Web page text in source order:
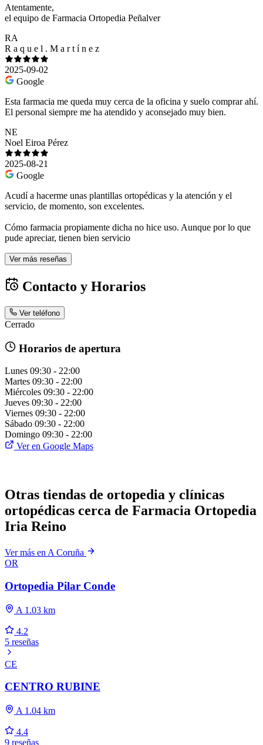
Atentamente,
el equipo de Farmacia Ortopedia Peñalver
RA
R a q u e l . M a r t í n e z
2025-09-02
Google
Esta farmacia me queda muy cerca de la oficina y suelo comprar ahí.
El personal siempre me ha atendido y aconsejado muy bien.
NE
Noel Eiroa Pérez
2025-08-21
Google
Acudí a hacerme unas plantillas ortopédicas y la atención y el
servicio, de momento, son excelentes.
Cómo farmacia propiamente dicha no hice uso. Aunque por lo que
pude apreciar, tienen bien servicio
Ver más reseñas
Contacto y Horarios
Ver teléfono
Cerrado
Horarios de apertura
Lunes 09:30 - 22:00
Martes 09:30 - 22:00
Miércoles 09:30 - 22:00
Jueves 09:30 - 22:00
Viernes 09:30 - 22:00
Sábado 09:30 - 22:00
Domingo 09:30 - 22:00
Ver en Google Maps
Otras tiendas de ortopedia y clínicas
ortopédicas cerca de Farmacia Ortopedia
Iria Reino
Ver más en A Coruña
OR
Ortopedia Pilar Conde
A 1.03 km
4.2
5 reseñas
CE
CENTRO RUBINE
A 1.04 km
4.4
9 reseñas